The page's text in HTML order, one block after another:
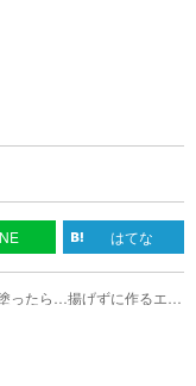
はてな
ったら…揚げずに作るエビ